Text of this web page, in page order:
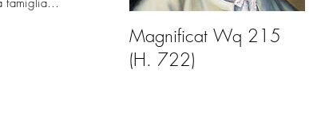
famiglia
Magnificat Wq 215
(H. 722)